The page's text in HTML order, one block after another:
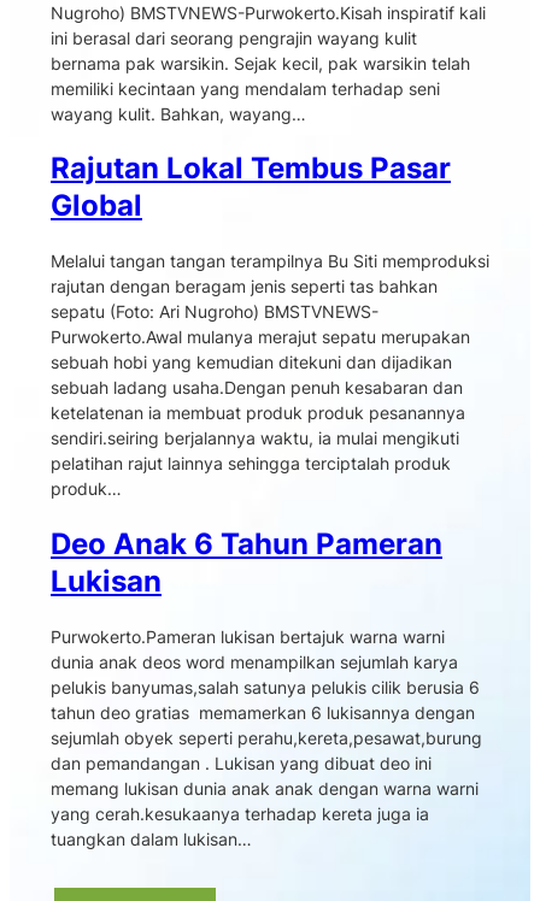
Nugroho) BMSTVNEWS-Purwokerto.Kisah inspiratif kali
ini berasal dari seorang pengrajin wayang kulit
bernama pak warsikin. Sejak kecil, pak warsikin telah
memiliki kecintaan yang mendalam terhadap seni
wayang kulit. Bahkan, wayang…
Rajutan Lokal Tembus Pasar
Global
Melalui tangan tangan terampilnya Bu Siti memproduksi
rajutan dengan beragam jenis seperti tas bahkan
sepatu (Foto: Ari Nugroho) BMSTVNEWS-
Purwokerto.Awal mulanya merajut sepatu merupakan
sebuah hobi yang kemudian ditekuni dan dijadikan
sebuah ladang usaha.Dengan penuh kesabaran dan
ketelatenan ia membuat produk produk pesanannya
sendiri.seiring berjalannya waktu, ia mulai mengikuti
pelatihan rajut lainnya sehingga terciptalah produk
produk…
Deo Anak 6 Tahun Pameran
Lukisan
Purwokerto.Pameran lukisan bertajuk warna warni
dunia anak deos word menampilkan sejumlah karya
pelukis banyumas,salah satunya pelukis cilik berusia 6
tahun deo gratias memamerkan 6 lukisannya dengan
sejumlah obyek seperti perahu,kereta,pesawat,burung
dan pemandangan . Lukisan yang dibuat deo ini
memang lukisan dunia anak anak dengan warna warni
yang cerah.kesukaanya terhadap kereta juga ia
tuangkan dalam lukisan…